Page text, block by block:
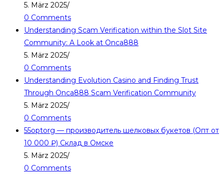
5. März 2025/
0 Comments
Understanding Scam Verification within the Slot Site
Community: A Look at Onca888
5. März 2025/
0 Comments
Understanding Evolution Casino and Finding Trust
Through Onca888 Scam Verification Community
5. März 2025/
0 Comments
55optorg — производитель шелковых букетов (Опт от
10 000 ₽) Склад в Омске
5. März 2025/
0 Comments